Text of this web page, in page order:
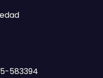
583394